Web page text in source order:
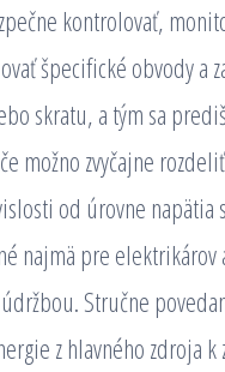
kontrolovať,
špecifické obvody a
skratu, a tým sa
možno zvyčajne
od úrovne
najmä pre
Stručne
z hlavného zdroja k